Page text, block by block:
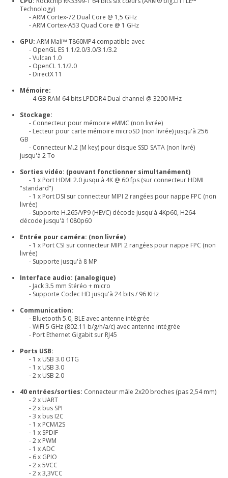
Technology)
- ARM Cortex-72 Dual Core @ 1,5 GHz
- ARM Cortex-A53 Quad Core @ 1 GHz
GPU: ARM Mali™ T860MP4 compatible avec
- OpenGL ES 1.1/2.0/3.0/3.1/3.2
- Vulcan 1.0
- OpenCL 1.1/2.0
- DirectX 11
Mémoire:
- 4 GB RAM 64 bits LPDDR4 Dual channel @ 3200 MHz
Stockage:
- Connecteur pour mémoire eMMC (non livrée)
- Lecteur pour carte mémoire microSD (non livrée) jusqu'à 256
GB
- Connecteur M.2 (M key) pour disque SSD SATA (non livré)
jusqu'à 2 To
Sorties vidéo: (pouvant fonctionner simultanément)
- 1 x Port HDMI 2.0 jusqu'à 4K @ 60 fps (sur connecteur HDMI
"standard")
- 1 x Port DSI sur connecteur MIPI 2 rangées pour nappe FPC (non
livrée)
- Supporte H.265/VP9 (HEVC) décode jusqu'à 4Kp60, H264
décode jusqu'à 1080p60
Entrée pour caméra: (non livrée)
- 1 x Port CSI sur connecteur MIPI 2 rangées pour nappe FPC (non
livrée)
- Supporte jusqu'à 8 MP
Interface audio: (analogique)
- Jack 3.5 mm Stéréo + micro
- Supporte Codec HD jusqu'à 24 bits / 96 KHz
Communication:
- Bluetooth 5.0, BLE avec antenne intégrée
- WiFi 5 GHz (802.11 b/g/n/a/c) avec antenne intégrée
- Port Ethernet Gigabit sur RJ45
Ports USB:
- 1 x USB 3.0 OTG
- 1 x USB 3.0
- 2 x USB 2.0
40 entrées/sorties: Connecteur mâle 2x20 broches (pas 2,54 mm)
- 2 x UART
- 2 x bus SPI
- 3 x bus I2C
- 1 x PCM/I2S
- 1 x SPDIF
- 2 x PWM
- 1 x ADC
- 6 x GPIO
- 2 x 5VCC
- 2 x 3,3VCC